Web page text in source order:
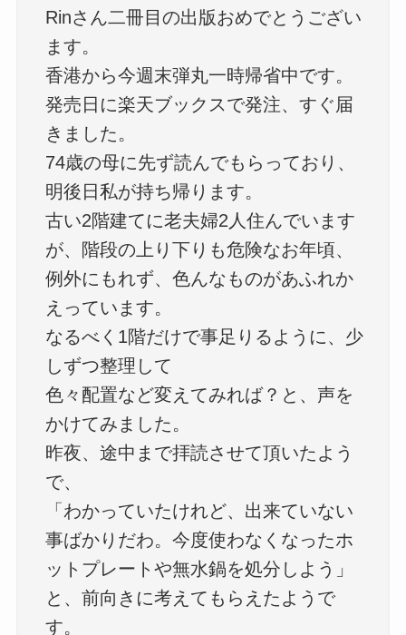
Rinさん二冊目の出版おめでとうござい
ます。
香港から今週末弾丸一時帰省中です。
発売日に楽天ブックスで発注、すぐ届
きました。
74歳の母に先ず読んでもらっており、
明後日私が持ち帰ります。
古い2階建てに老夫婦2人住んでいます
が、階段の上り下りも危険なお年頃、
例外にもれず、色んなものがあふれか
えっています。
なるべく1階だけで事足りるように、少
しずつ整理して
色々配置など変えてみれば？と、声を
かけてみました。
昨夜、途中まで拝読させて頂いたよう
で、
「わかっていたけれど、出来ていない
事ばかりだわ。今度使わなくなったホ
ットプレートや無水鍋を処分しよう」
と、前向きに考えてもらえたようで
す。